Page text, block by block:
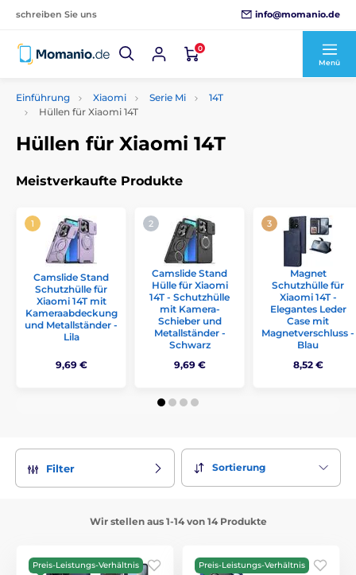
schreiben Sie uns info@momanio.de
0
Menü
Einführung Xiaomi Serie Mi
14T
Hüllen für Xiaomi 14T
Hüllen für Xiaomi 14T
Meistverkaufte Produkte
Camslide Stand
Schutzhülle für
Xiaomi 14T mit
Kameraabdeckung
und Metallständer -
Lila
9,69 €
Camslide Stand
Hülle für Xiaomi
14T - Schutzhülle
mit Kamera-
Schieber und
Metallständer -
Schwarz
9,69 €
Magnet
Schutzhülle für
Xiaomi 14T -
Elegantes Leder
Case mit
Magnetverschluss -
Blau
8,52 €
Filter Sortierung
Wir stellen aus 1-14 von 14 Produkte
Preis-Leistungs-Verhältnis Preis-Leistungs-Verhältnis